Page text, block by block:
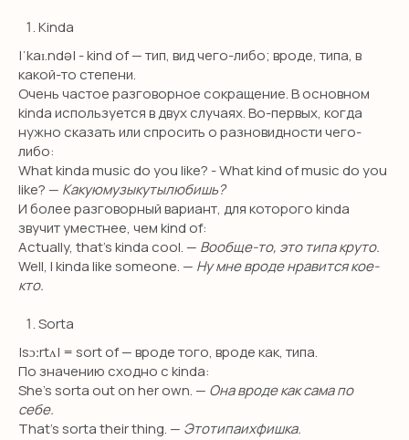
Kinda
|ˈkaɪ.ndə| - kind of — тип, вид чего-либо; вроде, типа, в
какой-то степени.
Очень частое разговорное сокращение. В основном
kinda используется в двух случаях. Во-первых, когда
нужно сказать или спросить о разновидности чего-
либо:
What kinda music do you like? - What kind of music do you
like? — Какуюмузыкутылюбишь?
И более разговорный вариант, для которого kinda
звучит уместнее, чем kind of:
Actually, that’s kinda cool. — Вообще-то, это типа круто.
Well, I kinda like someone. — Ну мне вроде нравится кое-
кто.
Sorta
|sɔːrtʌ| = sort of — вроде того, вроде как, типа.
По значению сходно с kinda:
She’s sorta out on her own. — Она вроде как сама по
себе.
That’s sorta their thing. — Этотипаихфишка.
НЕТ ВРЕМЕНИ
РАЗБИРАТЬСЯ?
Оставьте заявку и мы свяжемся с
+7
Я даю согласие на обработку персональных данных